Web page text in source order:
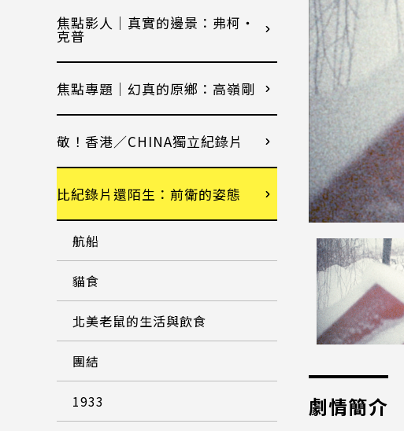
劇情簡介
焦點影人｜真實的邊景：弗柯・
克普
焦點專題｜幻真的原鄉：高嶺剛
敬！香港／CHINA獨立紀錄片
比紀錄片還陌生：前衛的姿態
航船
貓食
北美老鼠的生活與飲食
團結
1933